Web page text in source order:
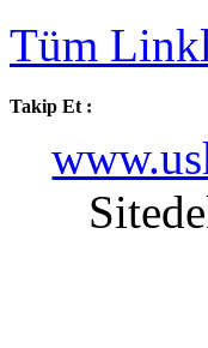
Tüm
Takip Et :